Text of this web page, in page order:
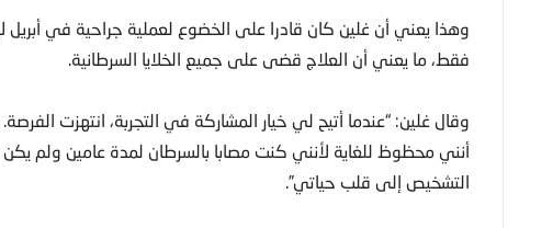
وهذا يعني أن غلين كان قادرا على الخضوع لعملية جراحية في أبريل
فقط، ما يعني أن العلاج قضى على جميع الخلايا السرطانية.
وقال غلين: “عندما أتيح لي خيار المشاركة في التجربة، انتهزت
أنني محظوظ للغاية لأنني كنت مصابا بالسرطان لمدة عامين ولم
التشخيص إلى قلب حياتي”.